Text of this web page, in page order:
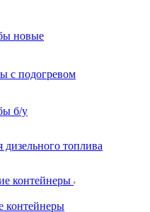
новые
с подогревом
б/у
топлива
контейнеры
контейнеры